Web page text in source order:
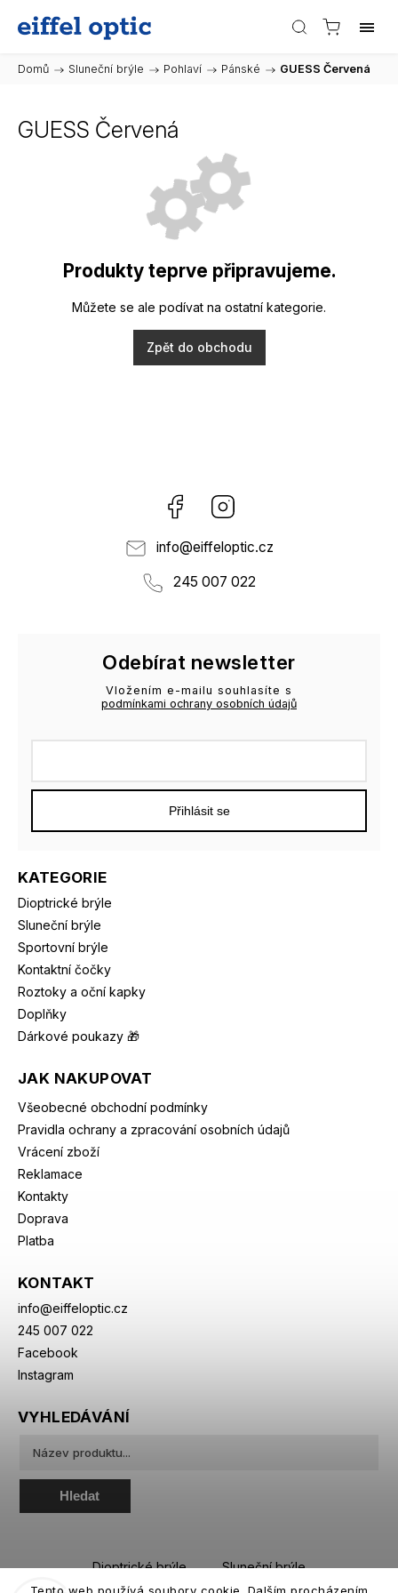
Domů / Sluneční brýle / Pohlaví / Pánské / GUESS Červená
GUESS Červená
Produkty teprve připravujeme.
Můžete se ale podívat na ostatní kategorie.
Zpět do obchodu
Facebook
info@eiffeloptic.cz
245 007 022
KATEGORIE
Dioptrické brýle
Sluneční brýle
Sportovní brýle
Kontaktní čočky
Roztoky a oční kapky
Doplňky
Dárkové poukazy 🎁
JAK NAKUPOVAT
Všeobecné obchodní podmínky
Pravidla ochrany a zpracování osobních údajů
Vrácení zboží
Reklamace
Kontakty
Doprava
Platba
KONTAKT
info@eiffeloptic.cz
245 007 022
Facebook
Instagram
Odebírat newsletter
Vložením e-mailu souhlasíte s
podmínkami ochrany osobních údajů
Přihlásit se
VYHLEDÁVÁNÍ
Hledat
Dioptrické brýle
Sluneční brýle